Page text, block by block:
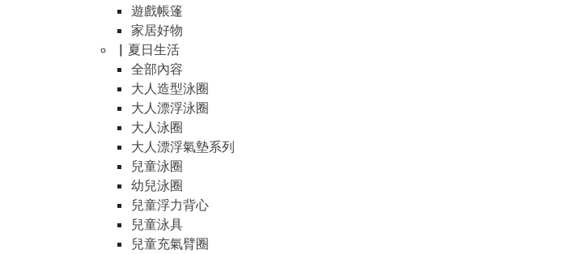
遊戲帳篷
家居好物
▏夏日生活
全部內容
大人造型泳圈
大人漂浮泳圈
大人泳圈
大人漂浮氣墊系列
兒童泳圈
幼兒泳圈
兒童浮力背心
兒童泳具
兒童充氣臂圈